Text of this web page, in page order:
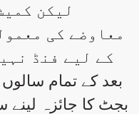
لیکن
معاوضے کی
بعد کے تمام
بجٹ کا جائزہ لینے